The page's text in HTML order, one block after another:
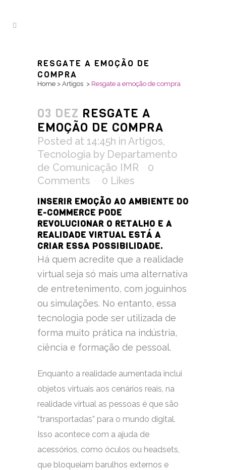
RESGATE A EMOÇÃO DE
COMPRA
Home > Artigos > Resgate a emoção de compra
03 DEZ RESGATE A
EMOÇÃO DE COMPRA
Posted at 14:45h in Artigos,
Tecnologia by Departamento
de Comunicação IMR
0
Comments
0 Likes
INSERIR EMOÇÃO AO AMBIENTE DO
E-COMMERCE PODE
REVOLUCIONAR O RETALHO E A
REALIDADE VIRTUAL ESTÁ A
CRIAR ESSA POSSIBILIDADE.
Há quem acredite que a realidade
virtual seja só mais uma alternativa
de entretenimento, com joguinhos
ou simulações. No entanto, essa
tecnologia pode ser utilizada de
forma muito prática na indústria,
ciência e formação de pessoal.
Enquanto a realidade aumentada inclui
objetos virtuais aos cenários reais, na
realidade virtual as pessoas é que são
“transportadas” para o mundo digital.
Isso acontece com a ajuda de
acessórios, como óculos ou headsets,
que bloqueiam barulhos externos e